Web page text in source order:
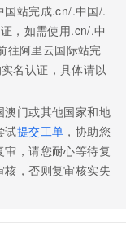
国站完成.cn/.中国/.
，如需使用.cn/.中
往阿里云国际站完
名认证，具体请以
澳门或其他国家和地
试提交工单 ，协助您
，请您耐心等待复
，否则复审核实失